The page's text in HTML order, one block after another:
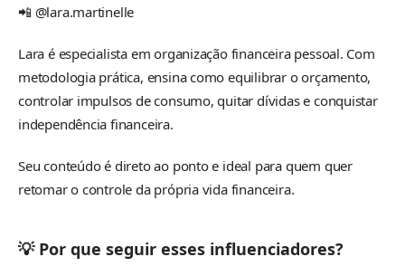
📲 @lara.martinelle
Lara é especialista em organização financeira pessoal. Com
metodologia prática, ensina como equilibrar o orçamento,
controlar impulsos de consumo, quitar dívidas e conquistar
independência financeira.
Seu conteúdo é direto ao ponto e ideal para quem quer
retomar o controle da própria vida financeira.
💡 Por que seguir esses influenciadores?